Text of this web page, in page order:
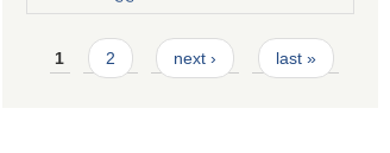
Pages
1 2 next › last »